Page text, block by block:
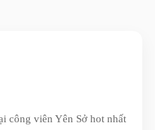
công viên Yên Sở hot nhất